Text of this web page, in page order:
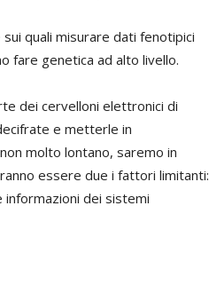
quali misurare dati fenotipici
fare genetica ad alto livello.
dei cervelloni elettronici di
e metterle in
molto lontano, saremo in
essere due i fattori limitanti:
dei sistemi